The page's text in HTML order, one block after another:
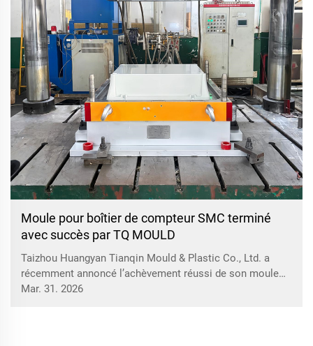
Moule pour boîtier de compteur SMC terminé
avec succès par TQ MOULD
Taizhou Huangyan Tianqin Mould & Plastic Co., Ltd. a
récemment annoncé l’achèvement réussi de son moule
pour boîtier de compteur en SMC. Ce moule répond aux
Mar. 31. 2026